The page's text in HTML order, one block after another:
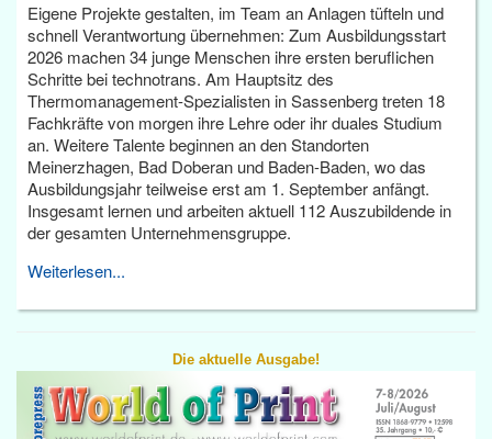
Eigene Projekte gestalten, im Team an Anlagen tüfteln und
schnell Verantwortung übernehmen: Zum Ausbildungsstart
2026 machen 34 junge Menschen ihre ersten beruflichen
Schritte bei technotrans. Am Hauptsitz des
Thermomanagement-Spezialisten in Sassenberg treten 18
Fachkräfte von morgen ihre Lehre oder ihr duales Studium
an. Weitere Talente beginnen an den Standorten
Meinerzhagen, Bad Doberan und Baden-Baden, wo das
Ausbildungsjahr teilweise erst am 1. September anfängt.
Insgesamt lernen und arbeiten aktuell 112 Auszubildende in
der gesamten Unternehmensgruppe.
Weiterlesen...
Die aktuelle Ausgabe!